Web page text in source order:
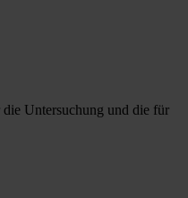
Untersuchung und die für